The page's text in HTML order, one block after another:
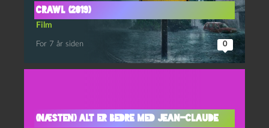
Crawl (2019)
Film
For 7 år siden 0
(Næsten) alt er bedre med Jean-Claude